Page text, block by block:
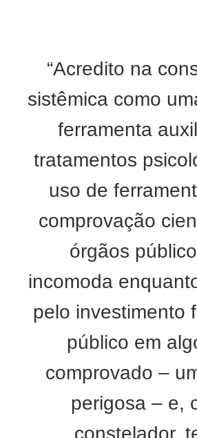
“Acredito na
sistêmica como
ferramenta
tratamentos
uso de
comprovação
órgãos
incomoda
pelo investimento
público em
comprovado –
perigosa – e,